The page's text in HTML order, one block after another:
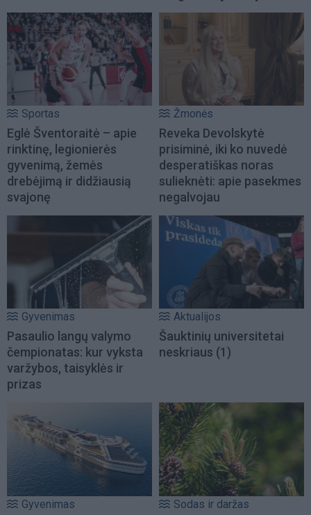
Sportas
Eglė Šventoraitė – apie
rinktinę, legionierės
gyvenimą, žemės
drebėjimą ir didžiausią
svajonę
Žmonės
Reveka Devolskytė
prisiminė, iki ko nuvedė
desperatiškas noras
sulieknėti: apie pasekmes
negalvojau
Gyvenimas
Pasaulio langų valymo
čempionatas: kur vyksta
varžybos, taisyklės ir
prizas
Aktualijos
Šauktinių universitetai
neskriaus (1)
Gyvenimas Sodas ir daržas